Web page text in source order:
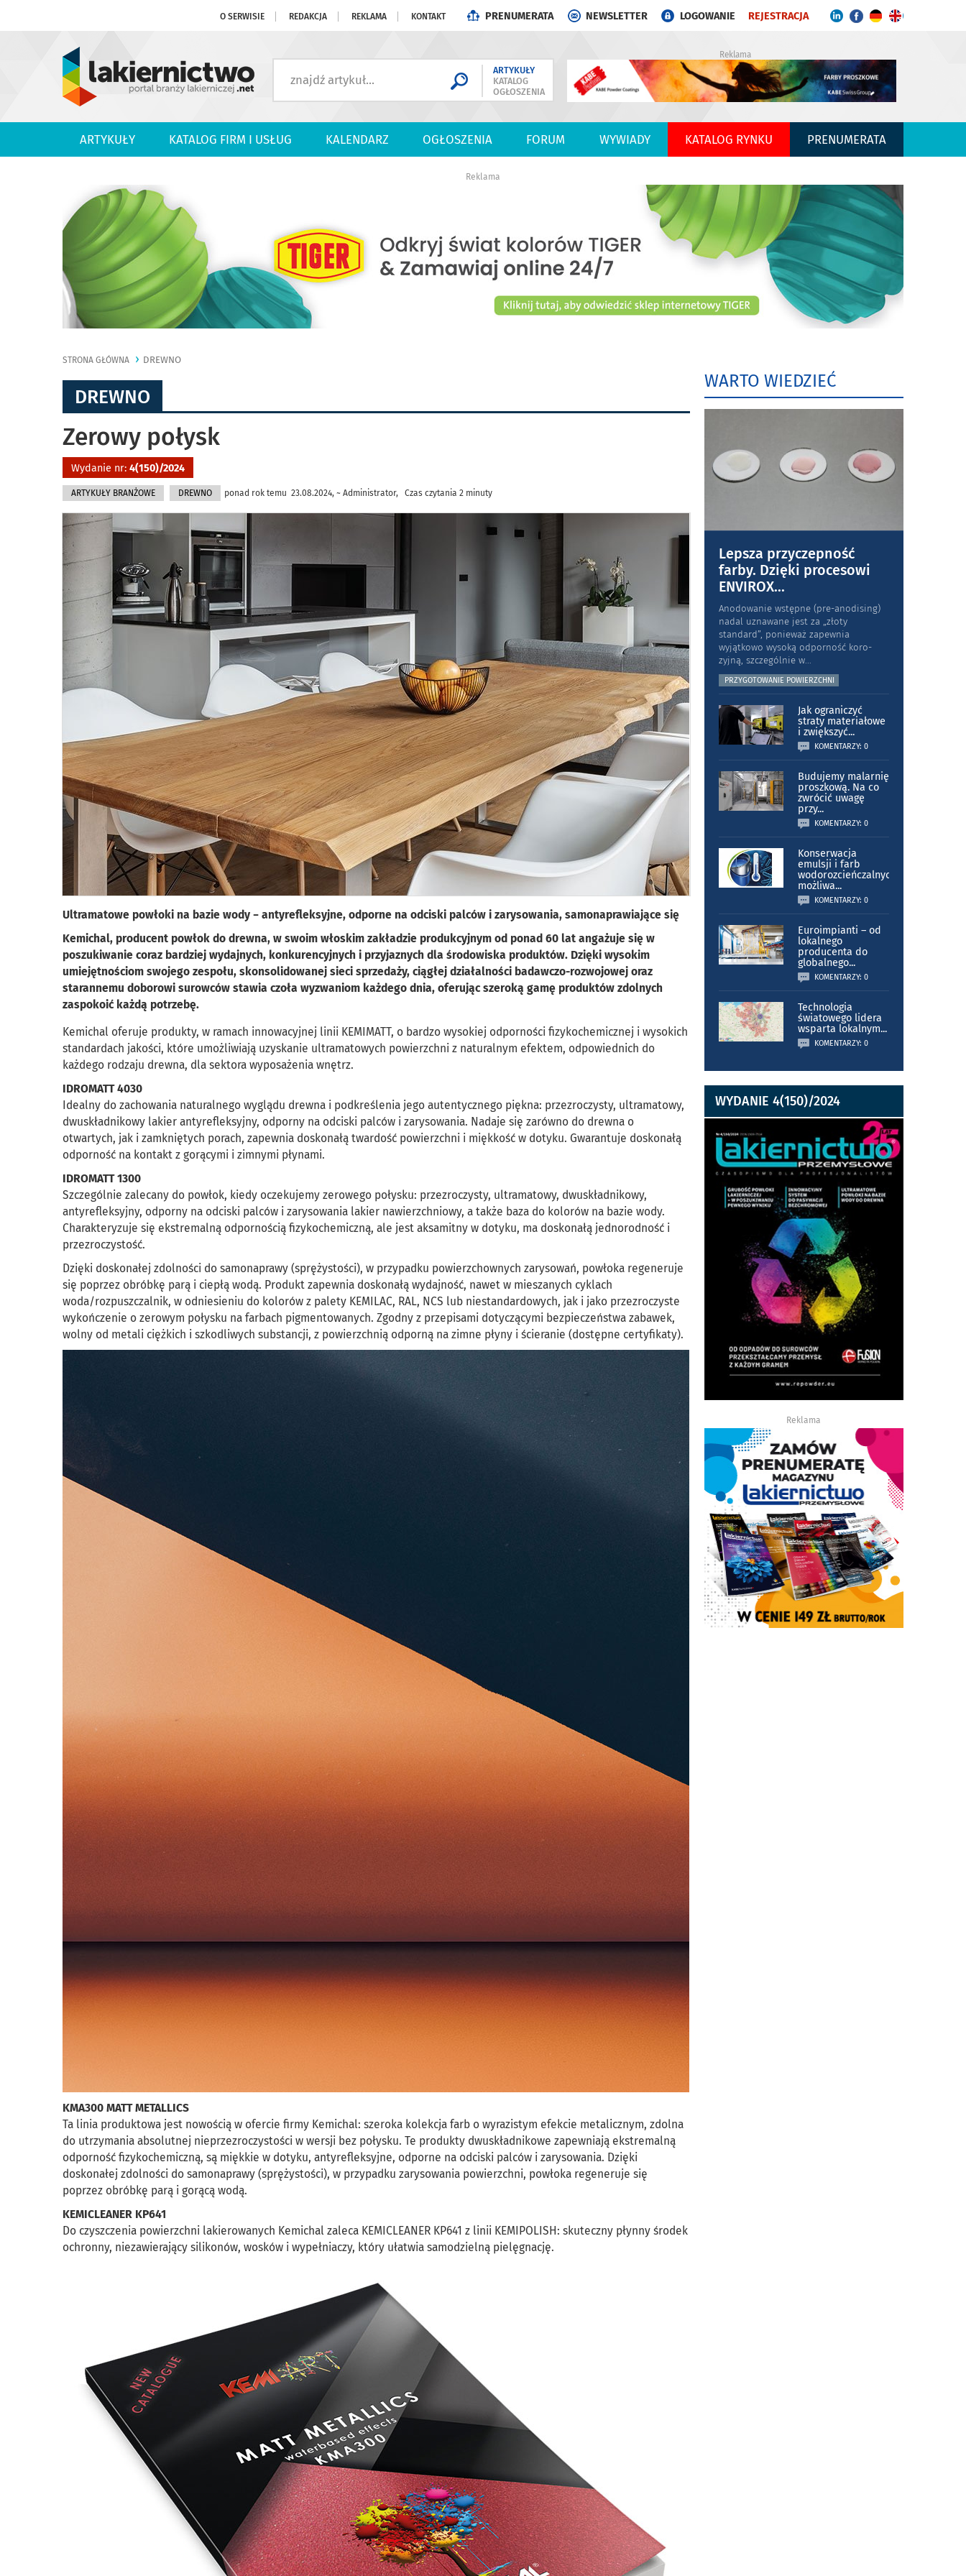
O SERWISIE REDAKCJA REKLAMA KONTAKT PRENUMERATA NEWSLETTER LOGOWANIE REJESTRACJA
ARTYKUŁY
KATALOG
OGŁOSZENIA
Reklama
ARTYKUŁY KATALOG FIRM I USŁUG KALENDARZ OGŁOSZENIA FORUM WYWIADY KATALOG RYNKU PRENUMERATA
Reklama
STRONA GŁÓWNA DREWNO
DREWNO
Zerowy połysk
Wydanie nr: 4(150)/2024
ARTYKUŁY BRANŻOWE DREWNO ponad rok temu 23.08.2024, ~ Administrator, Czas czytania 2 minuty
Ultramatowe powłoki na bazie wody − antyrefleksyjne, odporne na odciski palców i zarysowania, samonaprawiające się
Kemichal, producent powłok do drewna, w swoim włoskim zakładzie produkcyjnym od ponad 60 lat angażuje się w
poszukiwanie coraz bardziej wydajnych, konkurencyjnych i przyjaznych dla środowiska produktów. Dzięki wysokim
umiejętnościom swojego zespołu, skonsolidowanej sieci sprzedaży, ciągłej działalności badawczo-rozwojowej oraz
starannemu doborowi surowców stawia czoła wyzwaniom każdego dnia, oferując szeroką gamę produktów zdolnych
zaspokoić każdą potrzebę.
Kemichal oferuje produkty, w ramach innowacyjnej linii KEMIMATT, o bardzo wysokiej odporności fizykochemicznej i wysokich
standardach jakości, które umożliwiają uzyskanie ultramatowych powierzchni z naturalnym efektem, odpowiednich do
każdego rodzaju drewna, dla sektora wyposażenia wnętrz.
IDROMATT 4030
Idealny do zachowania naturalnego wyglądu drewna i podkreślenia jego autentycznego piękna: przezroczysty, ultramatowy,
dwuskładnikowy lakier antyrefleksyjny, odporny na odciski palców i zarysowania. Nadaje się zarówno do drewna o
otwartych, jak i zamkniętych porach, zapewnia doskonałą twardość powierzchni i miękkość w dotyku. Gwarantuje doskonałą
odporność na kontakt z gorącymi i zimnymi płynami.
IDROMATT 1300
Szczególnie zalecany do powłok, kiedy oczekujemy zerowego połysku: przezroczysty, ultramatowy, dwuskładnikowy,
antyrefleksyjny, odporny na odciski palców i zarysowania lakier nawierzchniowy, a także baza do kolorów na bazie wody.
Charakteryzuje się ekstremalną odpornością fizykochemiczną, ale jest aksamitny w dotyku, ma doskonałą jednorodność i
przezroczystość.
Dzięki doskonałej zdolności do samonaprawy (sprężystości), w przypadku powierzchownych zarysowań, powłoka regeneruje
się poprzez obróbkę parą i ciepłą wodą. Produkt zapewnia doskonałą wydajność, nawet w mieszanych cyklach
woda/rozpuszczalnik, w odniesieniu do kolorów z palety KEMILAC, RAL, NCS lub niestandardowych, jak i jako przezroczyste
wykończenie o zerowym połysku na farbach pigmentowanych. Zgodny z przepisami dotyczącymi bezpieczeństwa zabawek,
wolny od metali ciężkich i szkodliwych substancji, z powierzchnią odporną na zimne płyny i ścieranie (dostępne certyfikaty).
KMA300 MATT METALLICS
Ta linia produktowa jest nowością w ofercie firmy Kemichal: szeroka kolekcja farb o wyrazistym efekcie metalicznym, zdolna
do utrzymania absolutnej nieprzezroczystości w wersji bez połysku. Te produkty dwuskładnikowe zapewniają ekstremalną
odporność fizykochemiczną, są miękkie w dotyku, antyrefleksyjne, odporne na odciski palców i zarysowania. Dzięki
doskonałej zdolności do samonaprawy (sprężystości), w przypadku zarysowania powierzchni, powłoka regeneruje się
poprzez obróbkę parą i gorącą wodą.
KEMICLEANER KP641
Do czyszczenia powierzchni lakierowanych Kemichal zaleca KEMICLEANER KP641 z linii KEMIPOLISH: skuteczny płynny środek
ochronny, niezawierający silikonów, wosków i wypełniaczy, który ułatwia samodzielną pielęgnację.
WARTO WIEDZIEĆ
Lepsza przyczepność
farby. Dzięki procesowi
ENVIROX...
Anodowanie wstępne (pre-anodising)
nadal uznawane jest za „złoty
standard”, ponieważ zapewnia
wyjątkowo wysoką odporność koro­
zyjną, szczególnie w...
PRZYGOTOWANIE POWIERZCHNI
Jak ograniczyć
straty materiałowe
i zwiększyć...
KOMENTARZY: 0
Budujemy malarnię
proszkową. Na co
zwrócić uwagę
przy...
KOMENTARZY: 0
Konserwacja
emulsji i farb
wodorozcieńczalnych
możliwa...
KOMENTARZY: 0
Euroimpianti – od
lokalnego
producenta do
globalnego...
KOMENTARZY: 0
Technologia
światowego lidera
wsparta lokalnym...
KOMENTARZY: 0
WYDANIE 4(150)/2024
Reklama